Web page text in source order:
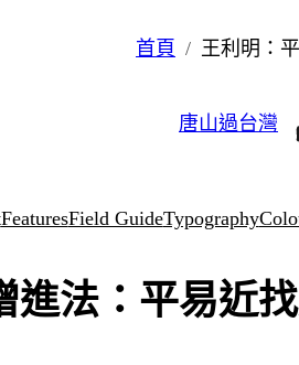
首頁 王利明：
唐山過台灣
FeaturesField GuideTypography
進法：平易近